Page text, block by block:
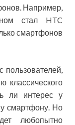
Например,
стал HTC
смартфонов
классического
ли интерес у
смартфону. Но
любопытно